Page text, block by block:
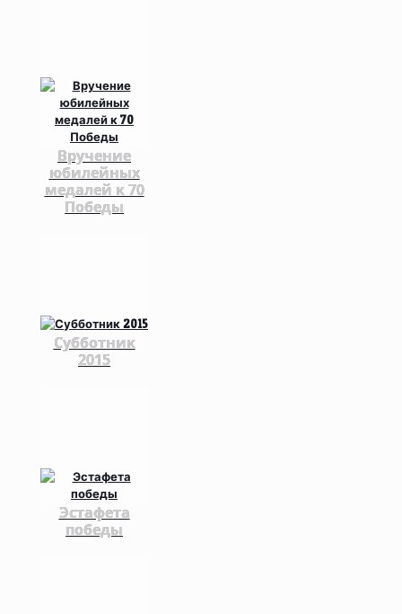
Вручение
юбилейных
медалей к 70
Победы
Субботник
2015
Эстафета
победы